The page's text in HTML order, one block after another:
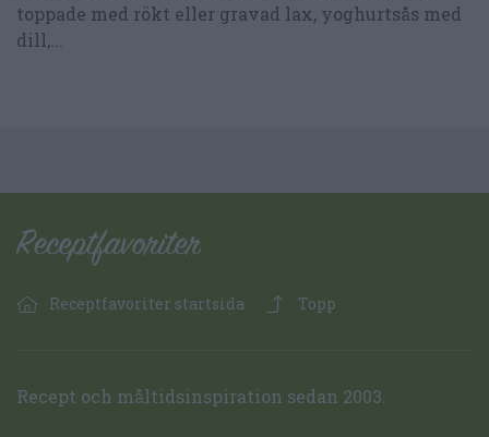
toppade med rökt eller gravad lax, yoghurtsås med
dill,...
Receptfavoriter startsida Topp
Recept och måltidsinspiration sedan 2003.